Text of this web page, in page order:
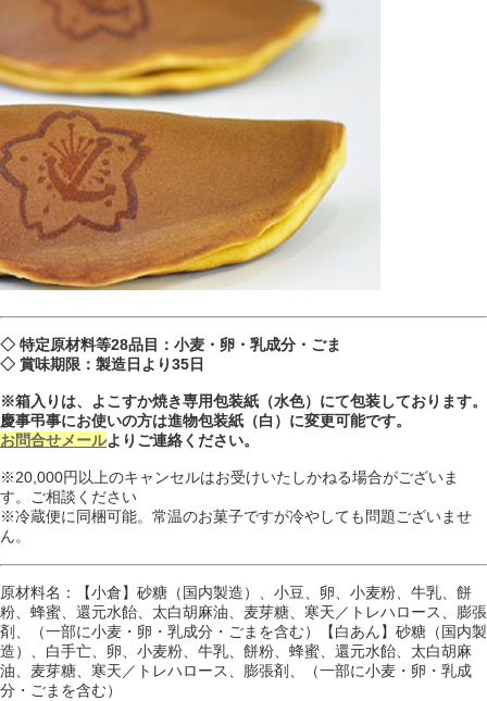
◇ 特定原材料等28品目：小麦・卵・乳成分・ごま
◇ 賞味期限：製造日より35日
※箱入りは、よこすか焼き専用包装紙（水色）にて包装しております。
慶事弔事にお使いの方は進物包装紙（白）に変更可能です。
お問合せメールよりご連絡ください。
※20,000円以上のキャンセルはお受けいたしかねる場合がございま
す。ご相談ください
※冷蔵便に同梱可能。常温のお菓子ですが冷やしても問題ございませ
ん。
原材料名：【小倉】砂糖（国内製造）、小豆、卵、小麦粉、牛乳、餅
粉、蜂蜜、還元水飴、太白胡麻油、麦芽糖、寒天／トレハロース、膨張
剤、（一部に小麦・卵・乳成分・ごまを含む）【白あん】砂糖（国内製
造）、白手亡、卵、小麦粉、牛乳、餅粉、蜂蜜、還元水飴、太白胡麻
油、麦芽糖、寒天／トレハロース、膨張剤、（一部に小麦・卵・乳成
分・ごまを含む）